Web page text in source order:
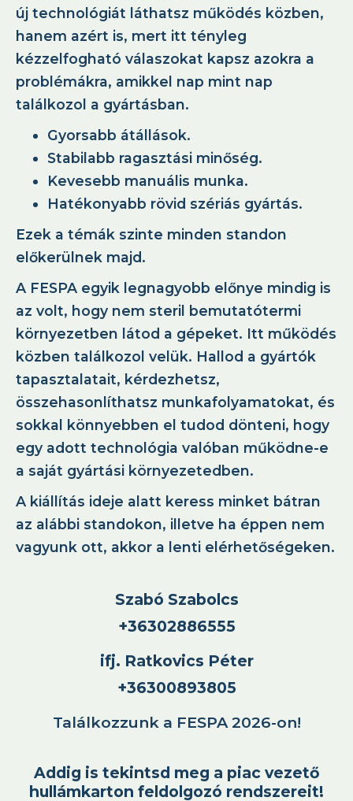
új technológiát láthatsz működés közben,
hanem azért is, mert itt tényleg
kézzelfogható válaszokat kapsz azokra a
problémákra, amikkel nap mint nap
találkozol a gyártásban.
Gyorsabb átállások.
Stabilabb ragasztási minőség.
Kevesebb manuális munka.
Hatékonyabb rövid szériás gyártás.
Ezek a témák szinte minden standon
előkerülnek majd.
A FESPA egyik legnagyobb előnye mindig is
az volt, hogy nem steril bemutatótermi
környezetben látod a gépeket. Itt működés
közben találkozol velük. Hallod a gyártók
tapasztalatait, kérdezhetsz,
összehasonlíthatsz munkafolyamatokat, és
sokkal könnyebben el tudod dönteni, hogy
egy adott technológia valóban működne-e
a saját gyártási környezetedben.
A kiállítás ideje alatt keress minket bátran
az alábbi standokon, illetve ha éppen nem
vagyunk ott, akkor a lenti elérhetőségeken.
Szabó Szabolcs
+36302886555
ifj. Ratkovics Péter
+36300893805
Találkozzunk a FESPA 2026-on!
Addig is tekintsd meg a piac vezető
hullámkarton feldolgozó rendszereit!